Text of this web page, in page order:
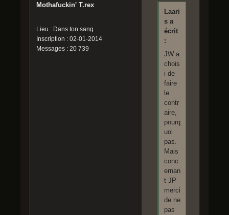
Mothafuckin' T.rex
Lieu : Dans ton sang
Inscription : 02-01-2014
Messages : 20 739
Laari
s a
écrit
:
JW a
chois
i de
faire
le
contr
aire,
pourq
uoi
pas.
Mais
conc
ernan
t JP
merci
de ne
pas